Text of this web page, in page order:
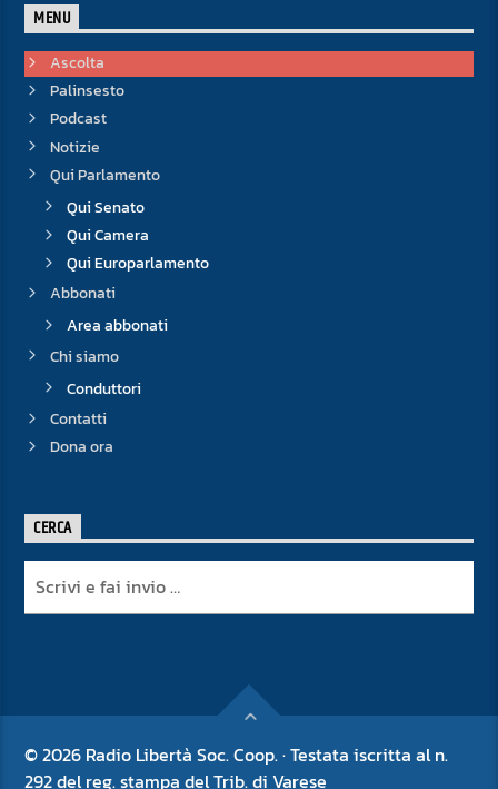
MENU
Ascolta
Palinsesto
Podcast
Notizie
Qui Parlamento
Qui Senato
Qui Camera
Qui Europarlamento
Abbonati
Area abbonati
Chi siamo
Conduttori
Contatti
Dona ora
CERCA
© 2026 Radio Libertà Soc. Coop. · Testata iscritta al n.
292 del reg. stampa del Trib. di Varese